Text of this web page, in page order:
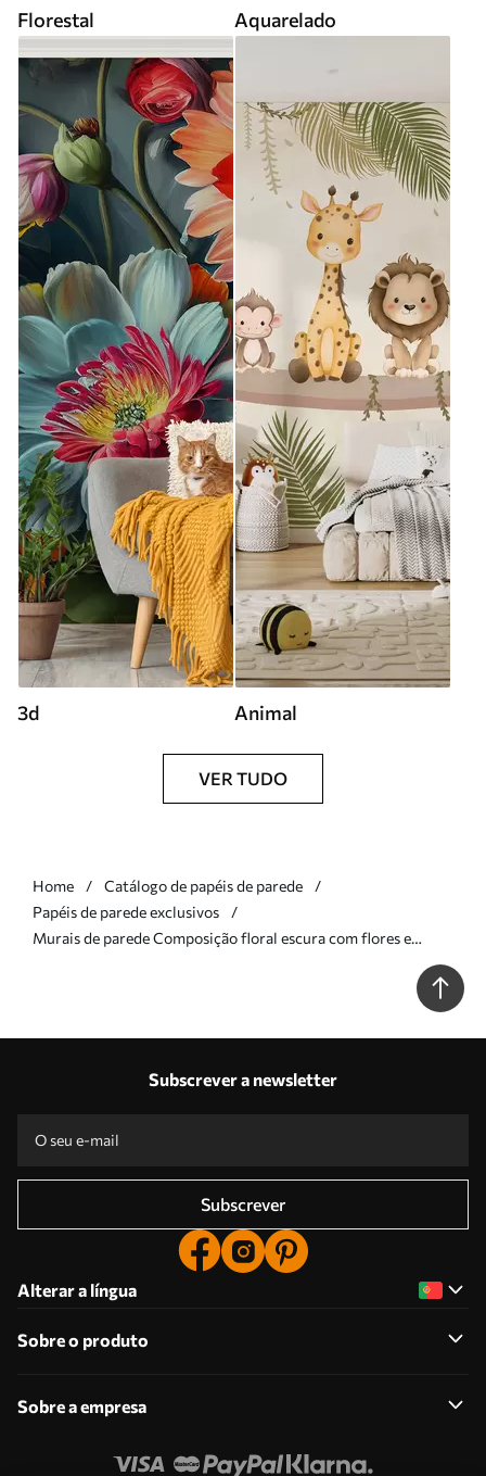
Florestal Aquarelado
3d Animal
VER TUDO
Home
Catálogo de papéis de parede
Papéis de parede exclusivos
Murais de parede Composição floral escura com flores e
Subscrever a newsletter
Subscrever
Alterar a língua
Sobre o produto
Sobre a empresa